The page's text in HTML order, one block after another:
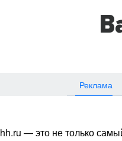
Реклама
hh.ru — это не только